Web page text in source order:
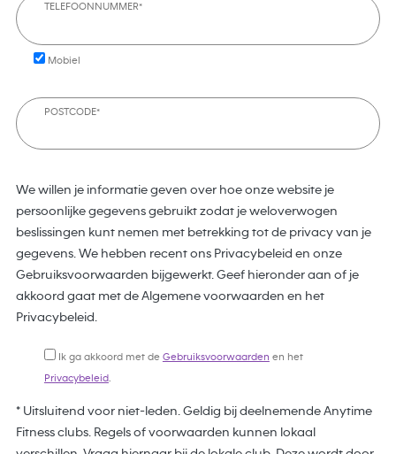
TELEFOONNUMMER*
Mobiel
POSTCODE*
We willen je informatie geven over hoe onze website je
persoonlijke gegevens gebruikt zodat je weloverwogen
beslissingen kunt nemen met betrekking tot de privacy van je
gegevens. We hebben recent ons Privacybeleid en onze
Gebruiksvoorwaarden bijgewerkt. Geef hieronder aan of je
akkoord gaat met de Algemene voorwaarden en het
Privacybeleid.
Ik ga akkoord met de Gebruiksvoorwaarden en het
Privacybeleid.
* Uitsluitend voor niet-leden. Geldig bij deelnemende Anytime
Fitness clubs. Regels of voorwaarden kunnen lokaal